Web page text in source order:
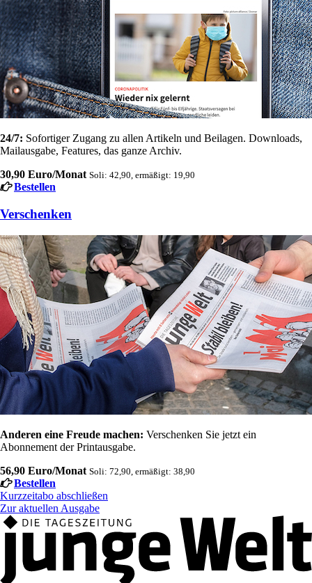
24/7: Sofortiger Zugang zu allen Artikeln und Beilagen. Downloads,
Mailausgabe, Features, das ganze Archiv.
30,90 Euro/Monat Soli: 42,90, ermäßigt: 19,90
Bestellen
Verschenken
Anderen eine Freude machen: Verschenken Sie jetzt ein
Abonnement der Printausgabe.
56,90 Euro/Monat Soli: 72,90, ermäßigt: 38,90
Bestellen
Kurzzeitabo abschließen
Zur aktuellen Ausgabe